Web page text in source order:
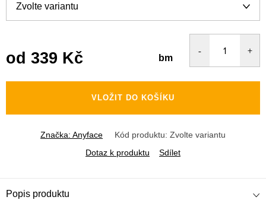
od 339 Kč bm
VLOŽIT DO KOŠÍKU
Značka: Anyface Kód produktu: Zvolte variantu
Dotaz k produktu
Sdílet
Popis produktu